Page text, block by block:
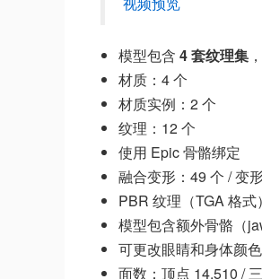
模型包含 4 套纹理集
材质：4 个
材质实例：2 个
纹理：12 个
使用 Epic 骨骼绑定
融合变形：49 个 / 变
PBR 纹理（TGA 格式）
模型包含额外骨骼（
可更改眼睛和身体颜色
面数：顶点 14,510 /